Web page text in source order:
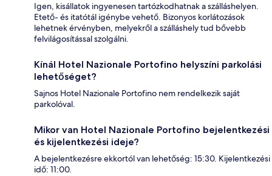
Igen, kisállatok ingyenesen tartózkodhatnak a szálláshelyen.
Etető- és itatótál igénybe vehető. Bizonyos korlátozások
lehetnek érvényben, melyekről a szálláshely tud bővebb
felvilágosítással szolgálni.
Kínál Hotel Nazionale Portofino helyszíni parkolási
lehetőséget?
Sajnos Hotel Nazionale Portofino nem rendelkezik saját
parkolóval.
Mikor van Hotel Nazionale Portofino bejelentkezési
és kijelentkezési ideje?
A bejelentkezésre ekkortól van lehetőség: 15:30. Kijelentkezési
idő: 11:00.